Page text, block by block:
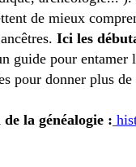
de mieux
Ici les
guide pour entamer
pour donner plus
la généalogie :